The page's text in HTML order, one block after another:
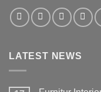
LATEST NEWS